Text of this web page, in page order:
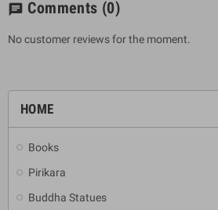
HOME
Books
Pirikara
Buddha Statues
chat Comments (0)
No customer reviews for the moment.